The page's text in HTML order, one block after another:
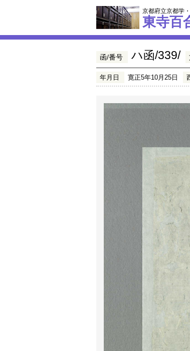
京都府立京都学
東寺百
函/番号 ハ函/339/
年月日 寛正5年10月25日